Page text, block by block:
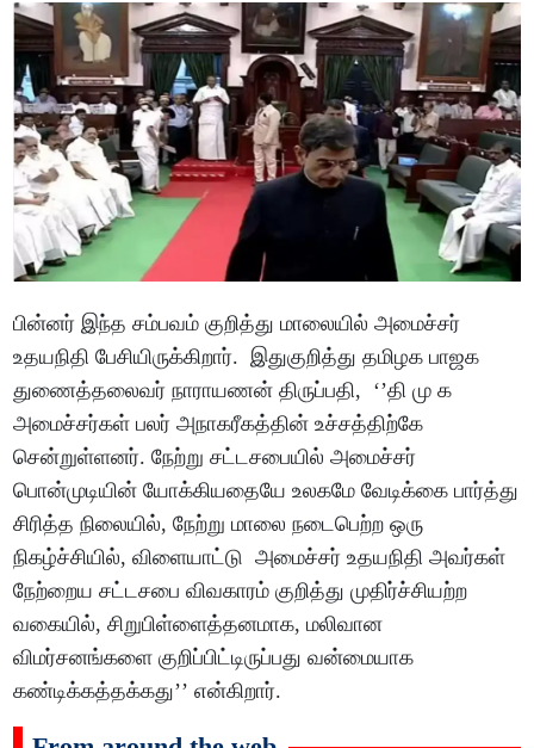
பின்னர் இந்த சம்பவம் குறித்து மாலையில் அமைச்சர்
உதயநிதி பேசியிருக்கிறார். இதுகுறித்து தமிழக பாஜக
துணைத்தலைவர் நாராயணன் திருப்பதி, ‘’தி மு க
அமைச்சர்கள் பலர் அநாகரீகத்தின் உச்சத்திற்கே
சென்றுள்ளனர். நேற்று சட்டசபையில் அமைச்சர்
பொன்முடியின் யோக்கியதையே உலகமே வேடிக்கை பார்த்து
சிரித்த நிலையில், நேற்று மாலை நடைபெற்ற ஒரு
நிகழ்ச்சியில், விளையாட்டு அமைச்சர் உதயநிதி அவர்கள்
நேற்றைய சட்டசபை விவகாரம் குறித்து முதிர்ச்சியற்ற
வகையில், சிறுபிள்ளைத்தனமாக, மலிவான
விமர்சனங்களை குறிப்பிட்டிருப்பது வன்மையாக
கண்டிக்கத்தக்கது’’ என்கிறார்.